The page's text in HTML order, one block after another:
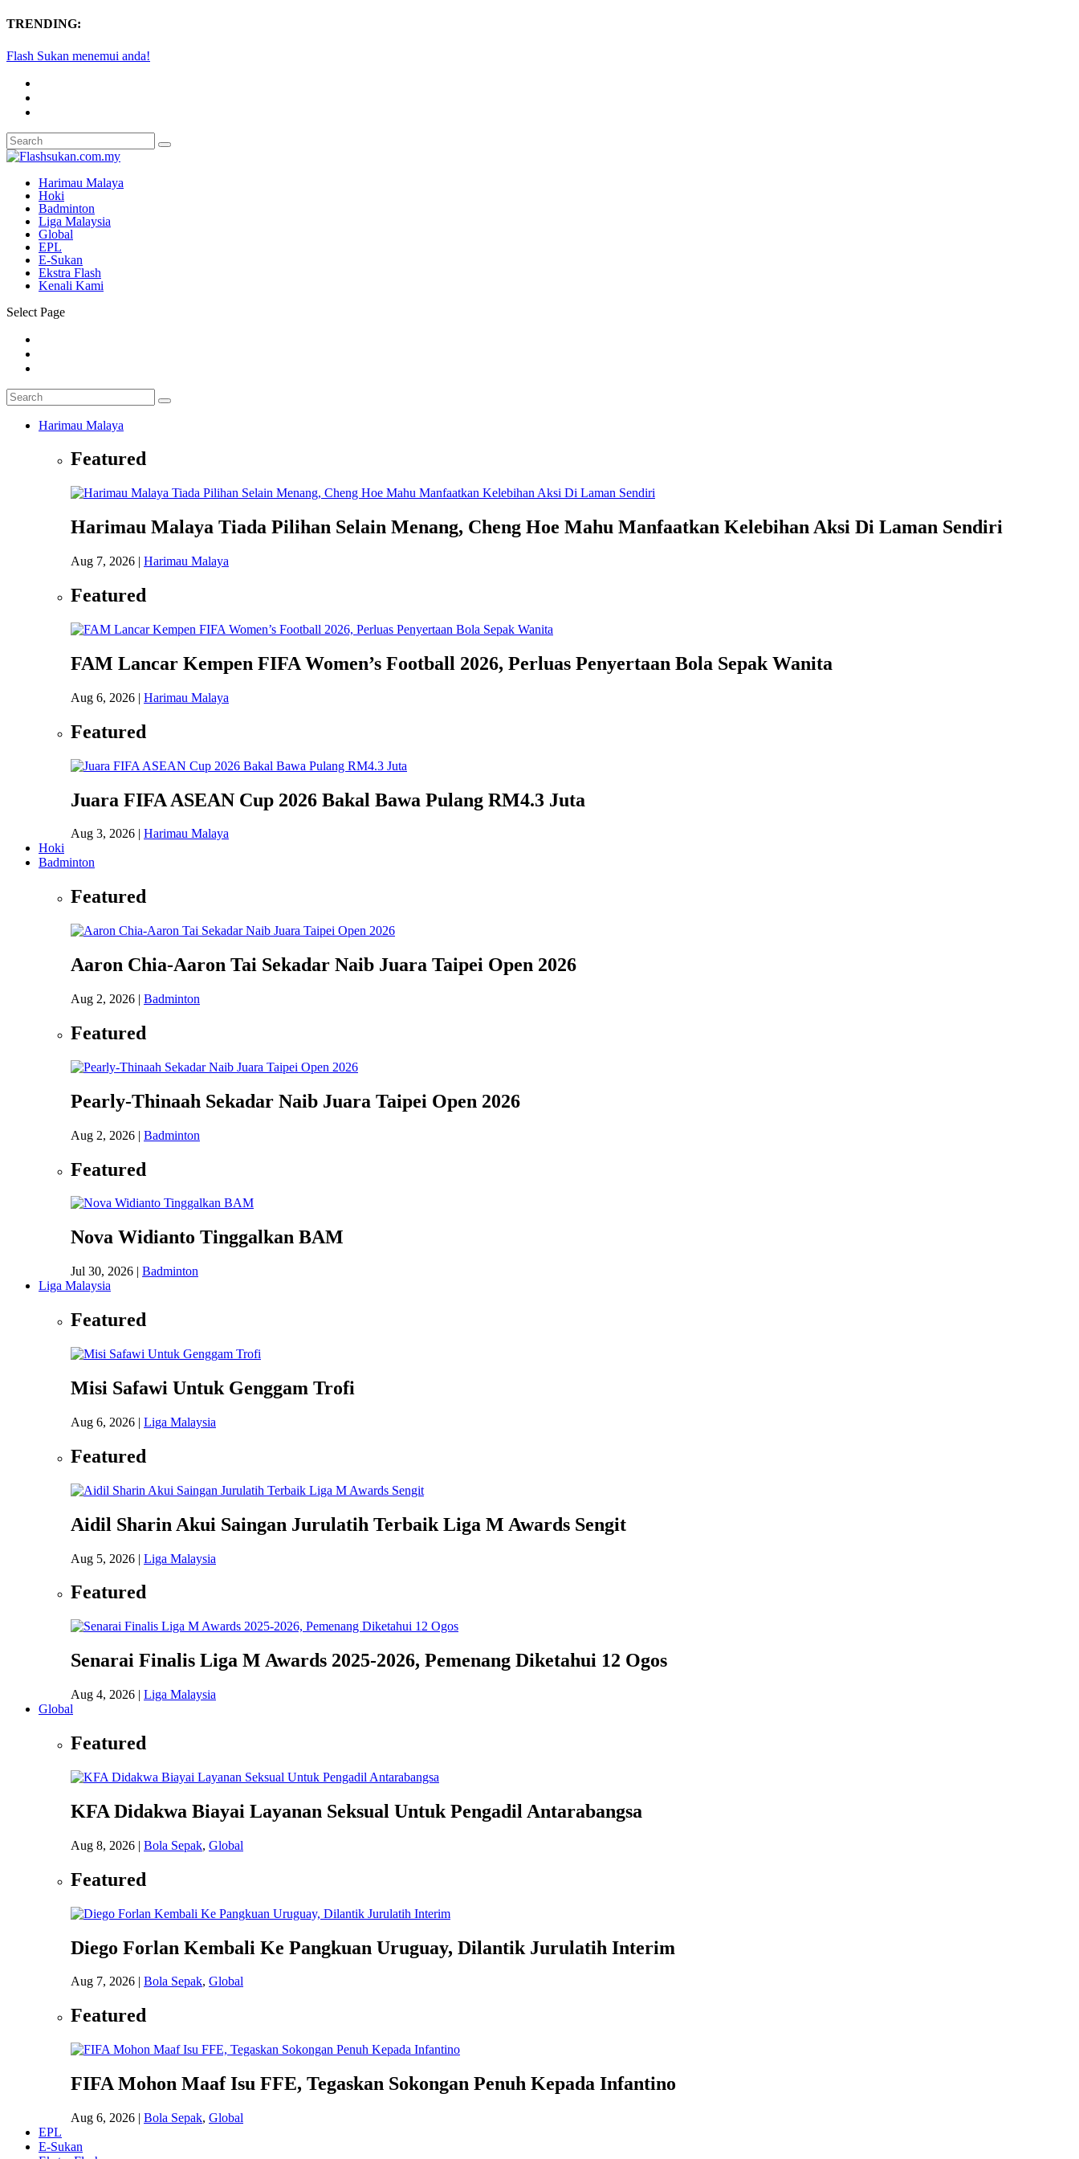
TRENDING:
Flash Sukan menemui anda!
Harimau Malaya
Hoki
Badminton
Liga Malaysia
Global
EPL
E-Sukan
Ekstra Flash
Kenali Kami
Select Page
Harimau Malaya
Featured
Harimau Malaya Tiada Pilihan Selain Menang, Cheng Hoe Mahu Manfaatkan Kelebihan Aksi Di Laman Sendiri
Aug 7, 2026 | Harimau Malaya
Featured
FAM Lancar Kempen FIFA Women’s Football 2026, Perluas Penyertaan Bola Sepak Wanita
Aug 6, 2026 | Harimau Malaya
Featured
Juara FIFA ASEAN Cup 2026 Bakal Bawa Pulang RM4.3 Juta
Aug 3, 2026 | Harimau Malaya
Hoki
Badminton
Featured
Aaron Chia-Aaron Tai Sekadar Naib Juara Taipei Open 2026
Aug 2, 2026 | Badminton
Featured
Pearly-Thinaah Sekadar Naib Juara Taipei Open 2026
Aug 2, 2026 | Badminton
Featured
Nova Widianto Tinggalkan BAM
Jul 30, 2026 | Badminton
Liga Malaysia
Featured
Misi Safawi Untuk Genggam Trofi
Aug 6, 2026 | Liga Malaysia
Featured
Aidil Sharin Akui Saingan Jurulatih Terbaik Liga M Awards Sengit
Aug 5, 2026 | Liga Malaysia
Featured
Senarai Finalis Liga M Awards 2025-2026, Pemenang Diketahui 12 Ogos
Aug 4, 2026 | Liga Malaysia
Global
Featured
KFA Didakwa Biayai Layanan Seksual Untuk Pengadil Antarabangsa
Aug 8, 2026 | Bola Sepak, Global
Featured
Diego Forlan Kembali Ke Pangkuan Uruguay, Dilantik Jurulatih Interim
Aug 7, 2026 | Bola Sepak, Global
Featured
FIFA Mohon Maaf Isu FFE, Tegaskan Sokongan Penuh Kepada Infantino
Aug 6, 2026 | Bola Sepak, Global
EPL
E-Sukan